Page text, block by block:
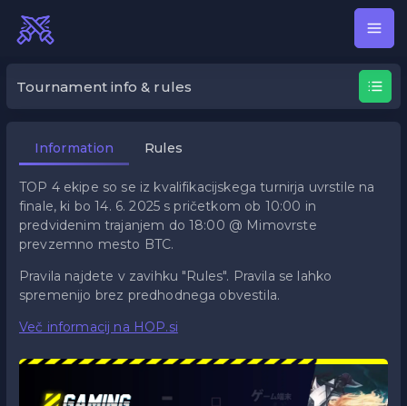
HOPsi x Mimovrste League of
Tournament info & rules
Information Rules
TOP 4 ekipe so se iz kvalifikacijskega turnirja uvrstile na
finale, ki bo 14. 6. 2025 s pričetkom ob 10:00 in
predvidenim trajanjem do 18:00 @ Mimovrste
prevzemno mesto BTC.
Pravila najdete v zavihku "Rules". Pravila se lahko
spremenijo brez predhodnega obvestila.
Več informacij na HOP.si